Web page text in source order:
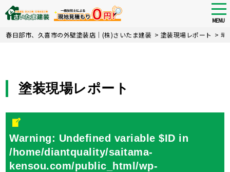
Skip
MENU
春日部市、久喜市の外壁塗装店｜(株)さいたま建装 > 塗装現場レポート >埼
塗装現場レポート
Warning: Undefined variable $ID in
/home/diantquality/saitama-
kensou.com/public_html/wp-